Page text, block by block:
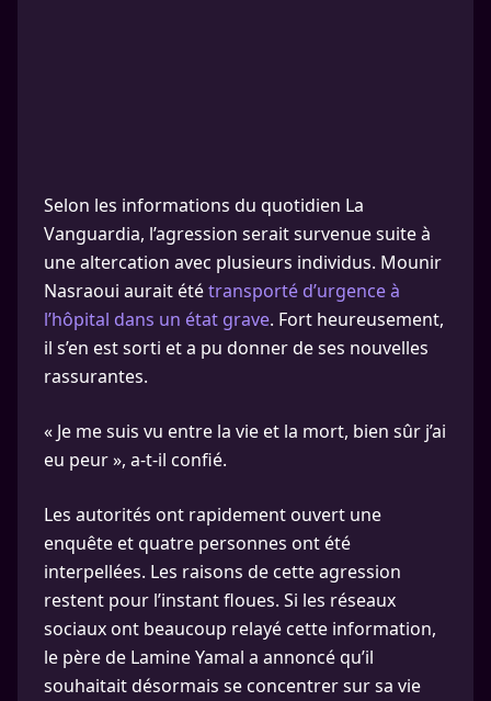
Selon les informations du quotidien La
Vanguardia, l’agression serait survenue suite à
une altercation avec plusieurs individus. Mounir
Nasraoui aurait ététransporté d’urgence à
l’hôpital dans un état grave. Fort heureusement,
il s’en est sorti et a pu donner de ses nouvelles
rassurantes.
« Je me suis vu entre la vie et la mort, bien sûr j’ai
eu peur », a-t-il confié.
Les autorités ont rapidement ouvert une
enquête et quatre personnes ont été
interpellées. Les raisons de cette agression
restent pour l’instant floues. Si les réseaux
sociaux ont beaucoup relayé cette information,
le père de Lamine Yamal a annoncé qu’il
souhaitait désormais se concentrer sur sa vie